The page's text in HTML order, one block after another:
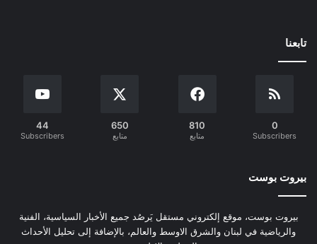
تابعنا
0
Subscribers
810
متابع
650
متابع
44
Subscribers
بيروت بوست
بيروت بوست، موقع إلكتروني مستقل يَرصُد جميع الأخبار السياسية، الفنية
والرياضية في لبنان والشرق الاوسط والعالم، بالإضافة إلى تحليل الأحداث